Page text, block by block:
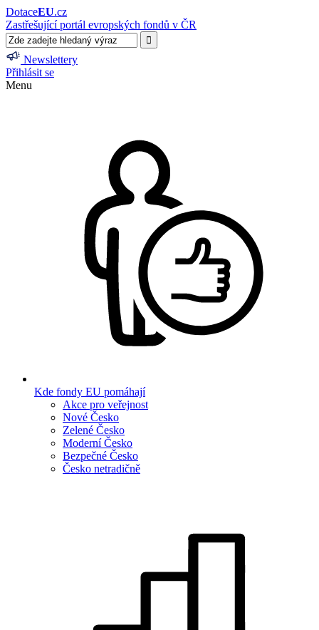
DotaceEU.cz
Zastřešující portál evropských fondů v ČR
Newslettery
Přihlásit se
Menu
Kde fondy EU pomáhají
Akce pro veřejnost
Nové Česko
Zelené Česko
Moderní Česko
Bezpečné Česko
Česko netradičně